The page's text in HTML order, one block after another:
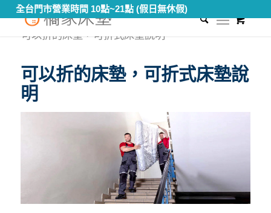
全台門市營業時間 10點~21點 (假日無休假)
您現在的位置： 首頁 /知識專區 /
床墊材料大解密 /
可以折的床墊，可折式床墊說明
可以折的床墊，可折式床墊說
明